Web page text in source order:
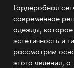
Гардеробная
современное
одежды,
эстетичность и
рассмотрим
этого явления,